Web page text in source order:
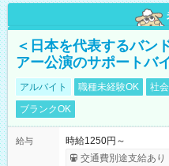
＜日本を代表するバン
アー公演のサポートバ
アルバイト 職種未経験OK 社
ブランクOK
給与
時給1250円～
交通費別途支給あり